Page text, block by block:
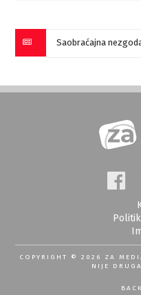
COPYRIGHT © 2026 ZA
NIJE